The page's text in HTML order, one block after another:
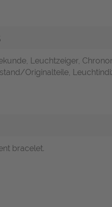
Leuchtzeiger,
Originalteile,
bracelet.